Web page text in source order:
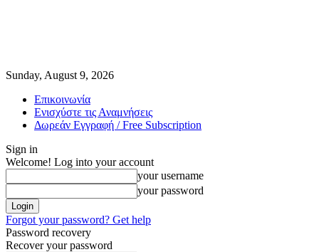
Sunday, August 9, 2026
Επικοινωνία
Ενισχύστε τις Αναμνήσεις
Δωρεάν Εγγραφή / Free Subscription
Sign in
Welcome! Log into your account
your username
your password
Forgot your password? Get help
Password recovery
Recover your password